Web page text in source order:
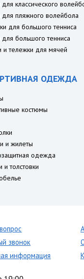
для классического
для пляжного волейбола
для большого тенниса
для большого тенниса
и тележки для мячей
ОДЕЖДА
костюмы
и жилеты
одежда
и толстовки
звонок
информация